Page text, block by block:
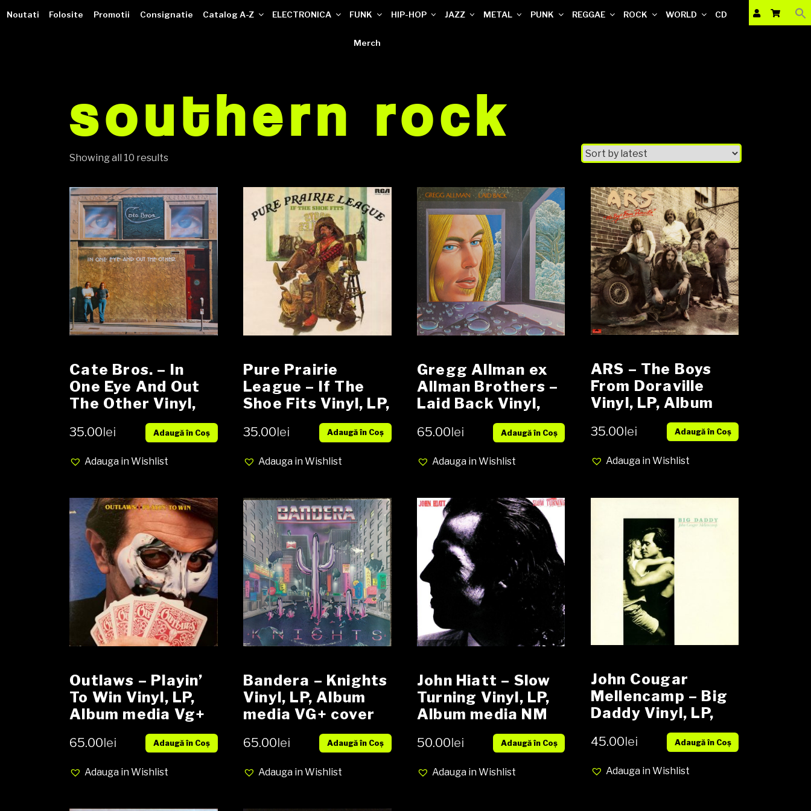
VINILOTECA
Noutati Folosite Promotii Consignatie Catalog A-Z ELECTRONICA FUNK HIP-HOP JAZZ METAL PUNK REGGAE ROCK WORLD CD
Merch
southern rock
Showing all 10 results
Cate Bros. – In
One Eye And Out
The Other Vinyl,
LP, Album, media
NM cover NM
35.00lei Adaugă în Coș
Adauga in Wishlist
Pure Prairie
League – If The
Shoe Fits Vinyl, LP,
Album, media VG+
cover VG
35.00lei Adaugă în Coș
Adauga in Wishlist
Gregg Allman ex
Allman Brothers –
Laid Back Vinyl,
LP, Album,
Gatefold media
VG+ cover G+
65.00lei Adaugă în Coș
Adauga in Wishlist
ARS – The Boys
From Doraville
Vinyl, LP, Album
media NM cover
NM
35.00lei Adaugă în Coș
Adauga in Wishlist
Outlaws – Playin’
To Win Vinyl, LP,
Album media Vg+
cover VG+
65.00lei Adaugă în Coș
Adauga in Wishlist
Bandera – Knights
Vinyl, LP, Album
media VG+ cover
65.00lei Adaugă în Coș
Adauga in Wishlist
John Hiatt – Slow
Turning Vinyl, LP,
Album media NM
50.00lei Adaugă în Coș
Adauga in Wishlist
John Cougar
Mellencamp – Big
Daddy Vinyl, LP,
Album, Stereo
media EX cover
VG+
45.00lei Adaugă în Coș
Adauga in Wishlist